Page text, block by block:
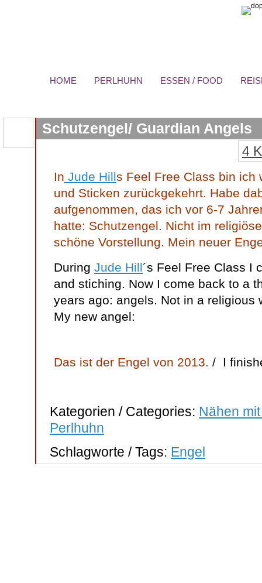
HOME PERLHUHN ESSEN / FOOD
Schutzengel/ Guardian Angels
4
In Jude Hills Feel Free Class bin ich
und Sticken zurückgekehrt. Habe
aufgenommen, das ich vor 6-7
hatte: Schutzengel. Nicht im
schöne Vorstellung. Mein neuer
During Jude Hill´s Feel Free Class I
and stiching. Now I come back to a
years ago: angels. Not in a religious
My new angel:
Das ist der Engel von 2013. / I
Kategorien / Categories: Nähen
Perlhuhn
Schlagworte / Tags: Engel